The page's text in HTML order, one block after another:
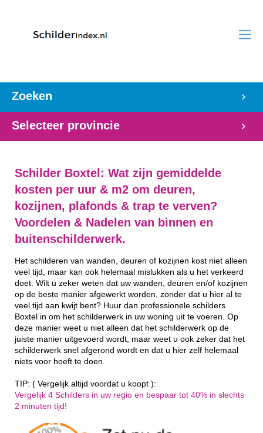
Zoeken
Selecteer provincie
Schilder Boxtel: Wat zijn gemiddelde
kosten per uur & m2 om deuren,
kozijnen, plafonds & trap te verven?
Voordelen & Nadelen van binnen en
buitenschilderwerk.
Het schilderen van wanden, deuren of kozijnen kost niet alleen
veel tijd, maar kan ook helemaal mislukken als u het verkeerd
doet. Wilt u zeker weten dat uw wanden, deuren en/of kozijnen
op de beste manier afgewerkt worden, zonder dat u hier al te
veel tijd aan kwijt bent? Huur dan professionele schilders
Boxtel in om het schilderwerk in uw woning uit te voeren. Op
deze manier weet u niet alleen dat het schilderwerk op de
juiste manier uitgevoerd wordt, maar weet u ook zeker dat het
schilderwerk snel afgerond wordt en dat u hier zelf helemaal
niets voor hoeft te doen.
TIP: ( Vergelijk altijd voordat u koopt ):
Vergelijk 4 Schilders in uw regio en bespaar tot 40% in slechts
2 minuten tijd!